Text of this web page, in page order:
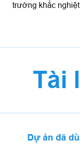
trường khắc
Tài
Dự án đã